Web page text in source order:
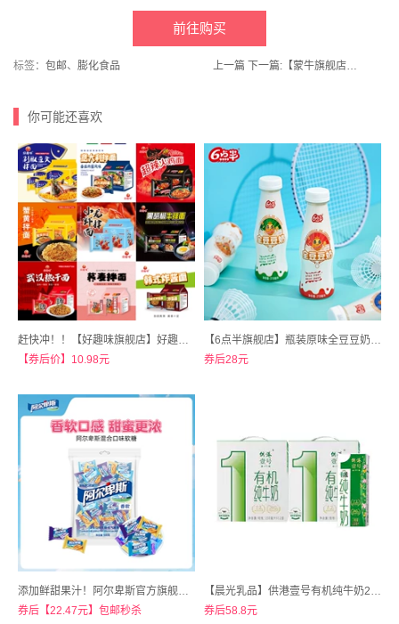
前往购买
标签： 包邮、 膨化食品 上一篇 下一篇: 【蒙牛旗舰店】精选牧场纯牛奶250mL*10盒*2箱
你可能还喜欢
赶快冲！！【好趣味旗舰店】好趣味干拌面10种口味5袋装
【券后价】10.98元
【6点半旗舰店】瓶装原味全豆豆奶植物奶318ml*15瓶
券后28元
添加鲜甜果汁！阿尔卑斯官方旗舰店！软糖散装500g
券后【22.47元】包邮秒杀
【晨光乳品】供港壹号有机纯牛奶200ml*12盒*2箱
券后58.8元